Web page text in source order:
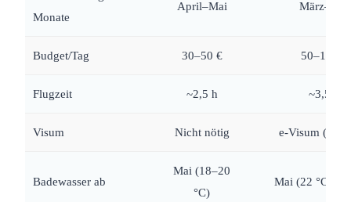
Monate
April–Mai März–Mai
Budget/Tag 30–50 € 50–100 €
Flugzeit ~2,5 h ~3,5 h
Visum Nicht nötig e-Visum (50
Badewasser ab
Mai (18–20
°C)
Mai (22 °C